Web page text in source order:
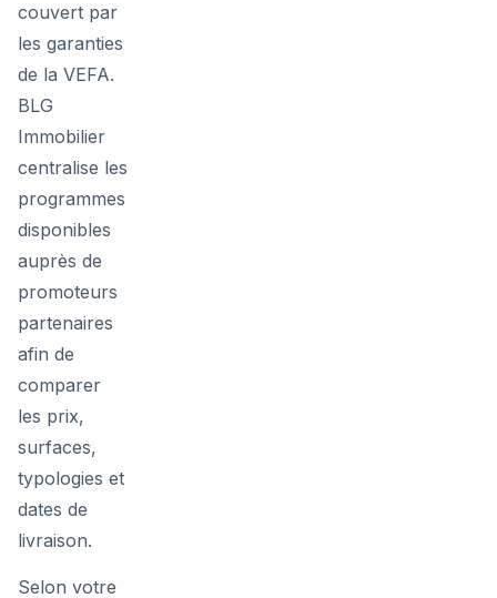
couvert par
les garanties
de la VEFA.
BLG
Immobilier
centralise les
programmes
disponibles
auprès de
promoteurs
partenaires
afin de
comparer
les prix,
surfaces,
typologies et
dates de
livraison.
Selon votre